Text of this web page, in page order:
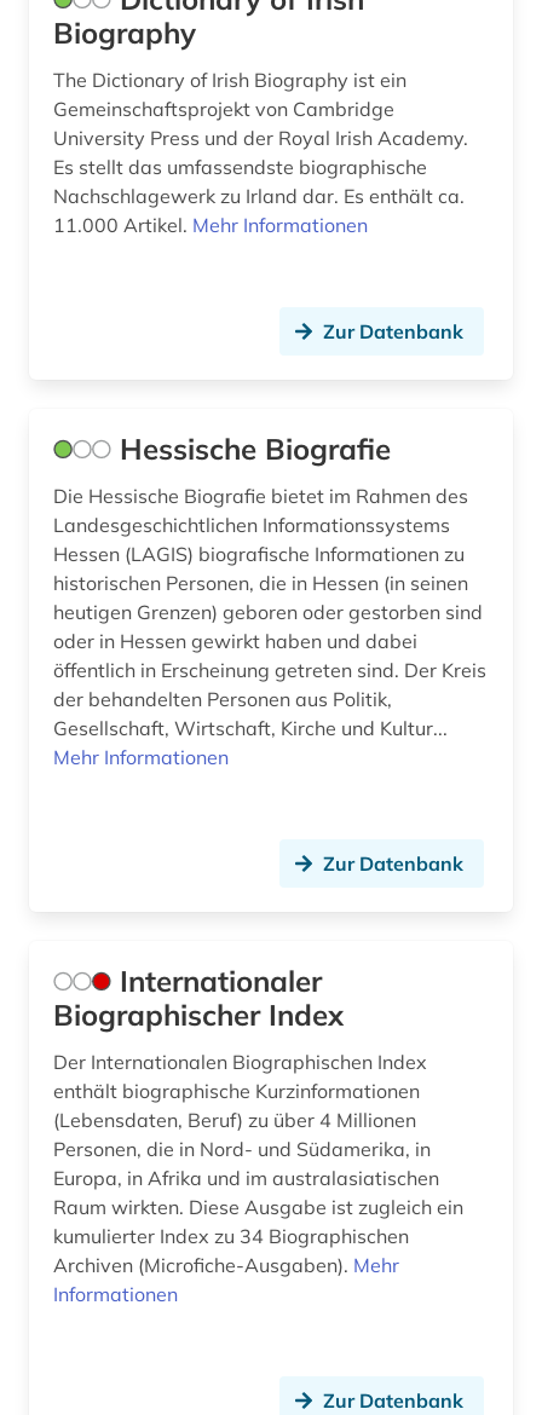
Biography
The Dictionary of Irish Biography ist ein
Gemeinschaftsprojekt von Cambridge
University Press und der Royal Irish Academy.
Es stellt das umfassendste biographische
Nachschlagewerk zu Irland dar. Es enthält ca.
11.000 Artikel. Mehr Informationen
Zur Datenbank
Hessische Biografie
Die Hessische Biografie bietet im Rahmen des
Landesgeschichtlichen Informationssystems
Hessen (LAGIS) biografische Informationen zu
historischen Personen, die in Hessen (in seinen
heutigen Grenzen) geboren oder gestorben sind
oder in Hessen gewirkt haben und dabei
öffentlich in Erscheinung getreten sind. Der Kreis
der behandelten Personen aus Politik,
Gesellschaft, Wirtschaft, Kirche und Kultur...
Mehr Informationen
Zur Datenbank
Internationaler
Biographischer Index
Der Internationalen Biographischen Index
enthält biographische Kurzinformationen
(Lebensdaten, Beruf) zu über 4 Millionen
Personen, die in Nord- und Südamerika, in
Europa, in Afrika und im australasiatischen
Raum wirkten. Diese Ausgabe ist zugleich ein
kumulierter Index zu 34 Biographischen
Archiven (Microfiche-Ausgaben). Mehr
Informationen
Zur Datenbank